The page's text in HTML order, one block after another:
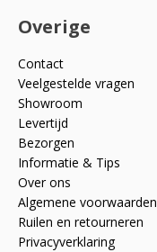
Overige
Contact
Veelgestelde vragen
Showroom
Levertijd
Bezorgen
Informatie & Tips
Over ons
Algemene voorwaarden
Ruilen en retourneren
Privacyverklaring